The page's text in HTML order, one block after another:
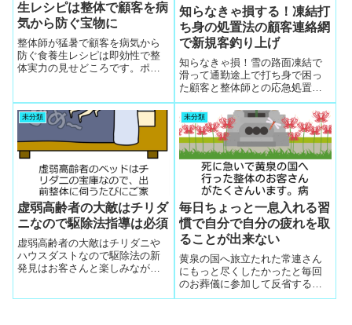
生レシピは整体で顧客を病
気から防ぐ宝物に
整体師が猛暑で顧客を病気から
防ぐ食養生レシピは即効性で整
体実力の見せどころです。ポイ
きる食材と調理法の映像事例提
供で大事なところは食養生で体
にどう良い変化があったかの確
認で元気度認識へ
知らなきゃ損する！凍結打
ち身の処置法の顧客連絡網
で新規客釣り上げ
知らなきゃ損！雪の路面凍結で
滑って通勤途上で打ち身で困っ
た顧客と整体師との応急処置法
の顧客連絡網で応急処置を適切
に出来た顧客は3日経過して腫れ
が引いたが、応急処置しなかっ
た友人はいまだに内出血痕のこ
ぶが痛いと整体師の会員登録へ
の駆け込み需要が多数。整体の
新規客釣り上げには自動販売機
の連絡網の使い方のビジネスチ
ャンス！！
未分類
虚弱高齢者の大敵はチリダ
ニなので駆除法指導は必須
虚弱高齢者の大敵はチリダニや
ハウスダストなので駆除法の新
発見はお客さんと楽しみながら
未分類
毎日ちょっと一息入れる習
慣で自分で自分の疲れを取
ることが出来ない
黄泉の国へ旅立たれた常連さん
にもっと尽くしたかったと毎回
のお葬儀に参加して反省するこ
とは、セルフケアの実行を徹底